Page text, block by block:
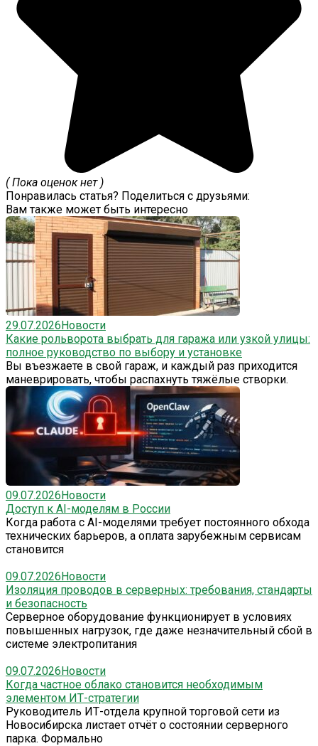
( Пока оценок нет )
Понравилась статья? Поделиться с друзьями:
Вам также может быть интересно
29.07.2026Новости
Какие рольворота выбрать для гаража или узкой улицы:
полное руководство по выбору и установке
Вы въезжаете в свой гараж, и каждый раз приходится
маневрировать, чтобы распахнуть тяжёлые створки.
09.07.2026Новости
Доступ к AI-моделям в России
Когда работа с AI-моделями требует постоянного обхода
технических барьеров, а оплата зарубежным сервисам
становится
09.07.2026Новости
Изоляция проводов в серверных: требования, стандарты
и безопасность
Серверное оборудование функционирует в условиях
повышенных нагрузок, где даже незначительный сбой в
системе электропитания
09.07.2026Новости
Когда частное облако становится необходимым
элементом ИТ-стратегии
Руководитель ИТ-отдела крупной торговой сети из
Новосибирска листает отчёт о состоянии серверного
парка. Формально